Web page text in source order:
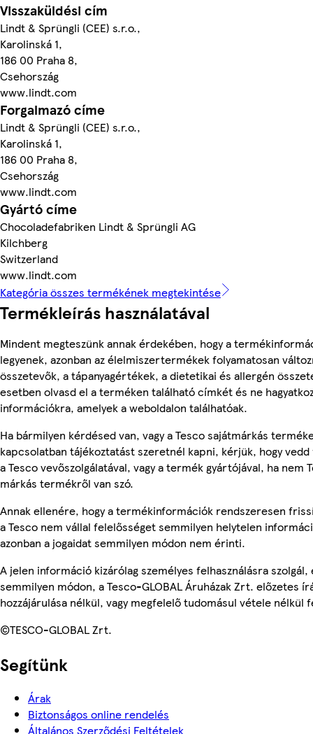
Visszaküldési cím
Lindt & Sprüngli (CEE) s.r.o.,
Karolinská 1,
186 00 Praha 8,
Csehország
www.lindt.com
Forgalmazó címe
Lindt & Sprüngli (CEE) s.r.o.,
Karolinská 1,
186 00 Praha 8,
Csehország
www.lindt.com
Gyártó címe
Chocoladefabriken Lindt & Sprüngli AG
Kilchberg
Switzerland
www.lindt.com
Kategória összes termékének megtekintése
Termékleírás használatával
Mindent megteszünk annak érdekében, hogy a
legyenek, azonban az élelmiszertermékek folyamatosan
összetevők, a tápanyagértékek, a dietetikai és allergén
esetben olvasd el a terméken található címkét és ne
információkra, amelyek a weboldalon találhatóak.
Ha bármilyen kérdésed van, vagy a Tesco sajátmárkás
kapcsolatban tájékoztatást szeretnél kapni, kérjük, hogy
a Tesco vevőszolgálatával, vagy a termék gyártójával, ha nem
márkás termékről van szó.
Annak ellenére, hogy a termékinformációk rendszeresen
a Tesco nem vállal felelősséget semmilyen helytelen
azonban a jogaidat semmilyen módon nem érinti.
A jelen információ kizárólag személyes felhasználásra
semmilyen módon, a Tesco-GLOBAL Áruházak Zrt. előzetes
hozzájárulása nélkül, vagy megfelelő tudomásul vétele nélkül
©TESCO-GLOBAL Zrt.
Segítünk
Árak
Biztonságos online rendelés
Általános Szerződési Feltételek